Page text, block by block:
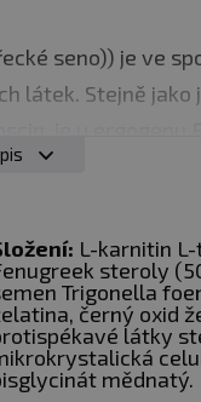
seno)) je ve
látek. Stejně jako
zmíněné rodiny
obsahuje
L-karnitin
steroly
Trigonella
černý oxid
látky
mědnatý.